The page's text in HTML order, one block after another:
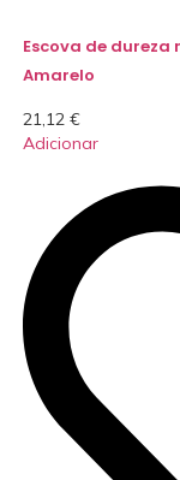
Escova de
Amarelo
21,12 €
Adicionar